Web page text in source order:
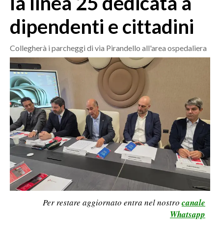
OGLIASTRA
AGENDA
ITALIA
MONDO
POLITICA
ECONOMIA
SERVIZI ALLE IMPRESE
LAVORO
BANDI
SPORT IN SARDEGNA
dipendenti e cittadini
Collegherà i parcheggi di via Pirandello all'area ospedaliera
Per restare aggiornato entra nel nostro canale
Whatsapp